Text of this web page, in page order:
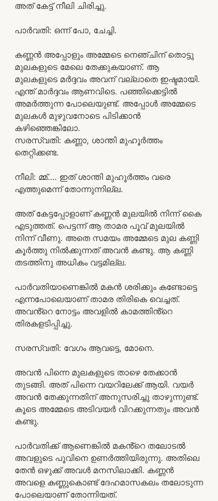
അത് കേട്ട് നീലി ചിരിച്ചു.
പാർവതി: ഒന്ന് പോ, ചേച്ചി.
കണ്ണൻ അപ്പോളും അമ്മേടെ നെഞ്ചിന് തൊട്ടു
മുലകളുടെ മേലെ തേക്കുകയാണ്. ആ
മുലകളുടെ മർദ്ദവം അവന് വല്ലാതെ ഇഷ്ടമായി.
എന്ത് മാർദ്ദവം ആണവിടെ. പഞ്ഞിക്കെട്ടിൽ
അമർത്തുന്ന പോലെയുണ്ട്. അപ്പോൾ അമ്മേടെ
മുലകൾ മുഴുവനോടെ പിടിക്കാൻ
കഴിഞ്ഞെങ്കിലോ.
സരസ്വതി: കണ്ണാ, ശാന്തി മുഹൂർത്തം
തെറ്റിക്കണ്ട.
നീലി: മ്മ്…. ഇത് ശാന്തി മുഹൂർത്തം വരെ
എത്തുമെന്ന് തോന്നുന്നില്ല.
അത് കേട്ടപ്പോളാണ് കണ്ണൻ മുലയിൽ നിന്ന് കൈ
എടുത്തത്. പെട്ടന്ന് ആ താമര പൂവ് മുലയിൽ
നിന്ന് വീണു. അതെ സമയം അമ്മേടെ മുല കണ്ണി
കൂർത്തു നിൽക്കുന്നത് അവൻ കണ്ടു. ആ കണ്ണി
തടത്തിനു അധികം വട്ടമില്ല.
പാർവതിയാണെങ്കിൽ മകൻ ശരിക്കും കണ്ടോട്ടെ
എന്നപോലെയാണ് താമര തിരികെ വെച്ചത്.
അവൻ്റെ നോട്ടം അവളിൽ കാമത്തിൻ്റെ
തിരകളടിപ്പിച്ചു.
സരസ്വതി: വേഗം ആവട്ടെ, മോനെ.
അവൻ പിന്നെ മുലകളുടെ താഴെ തേക്കാൻ
തുടങ്ങി. അത് പിന്നെ വയറിലേക്ക് ആയി. വയർ
അവൻ തേക്കുന്നതിന് അനുസരിച്ചു താഴുന്നുണ്ട്.
കൂടെ അമ്മേടെ അടിവയർ വിറക്കുന്നതും അവൻ
കണ്ടു.
പാർവതിക്ക് ആണെങ്കിൽ മകൻ്റെ തലോടൽ
അവളുടെ പൂവിനെ ഉണർത്തിയിരുന്നു. അതിലെ
തേൻ ഒഴുക്ക് അവൾ മനസിലാക്കി. കണ്ണൻ
അവളെ കണ്ണുകൊണ്ട് ദേഹമാസകലം തലോടുന്ന
പോലെയാണ് തോന്നിയത്.